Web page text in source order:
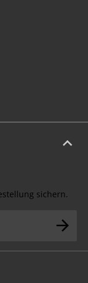
sichern.